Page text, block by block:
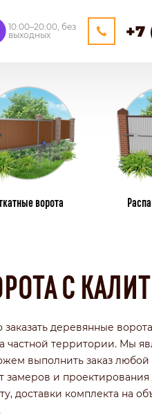
ПЛЕТЕНЫЕ
ЗАБОРЫ
ИЗ ПРИРОДНОГО КАМНЯ
ИЗ ФРАНЦУЗСКОГО КАМНЯ
3Д СЕТКИ ГИТТЕР
10:00–20:00, без
выходных
+7
ворота
С
деревянные
частной территории. Мы
выполнить заказ любой
замеров и проектирования
доставки комплекта на